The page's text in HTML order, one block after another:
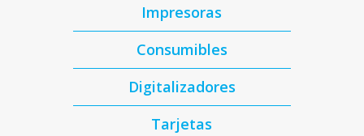
Impresoras
Consumibles
Digitalizadores
Tarjetas